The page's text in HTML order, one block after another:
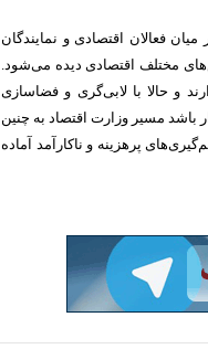
فعالان اقتصادی و نمایندگان
مختلف اقتصادی دیده می‌شود.
و حالا با لابی‌گری و فضاسازی
باشد مسیر وزارت اقتصاد به چنین
پرهزینه و ناکارآمد آماده